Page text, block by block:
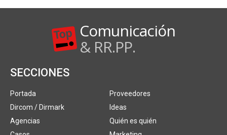
Comunicación
& RR.PP.
SECCIONES
Portada
Dircom / Dirmark
Agencias
Proveedores
Ideas
Quién es quién